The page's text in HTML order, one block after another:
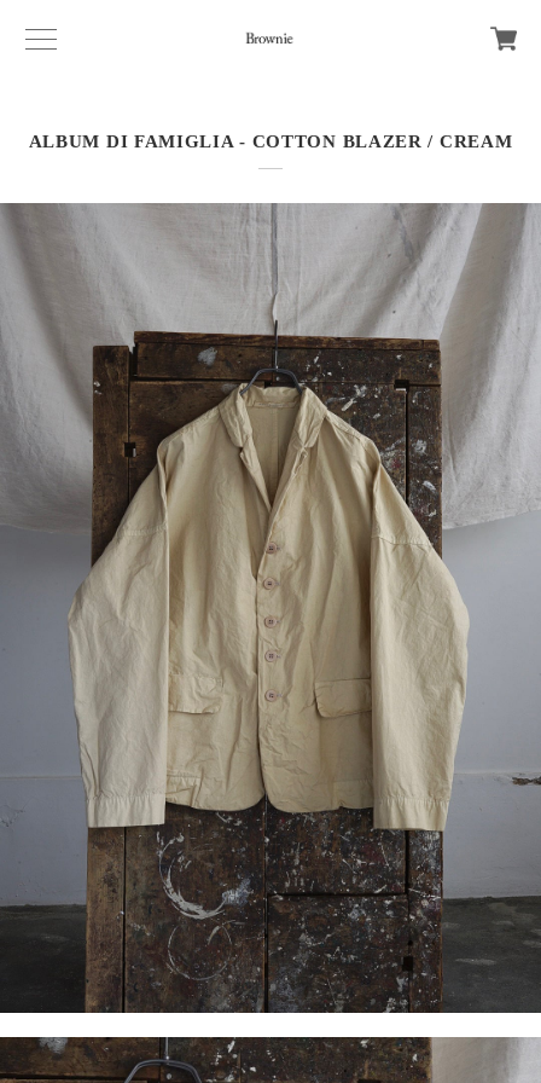
ALBUM DI FAMIGLIA - COTTON BLAZER / CREAM